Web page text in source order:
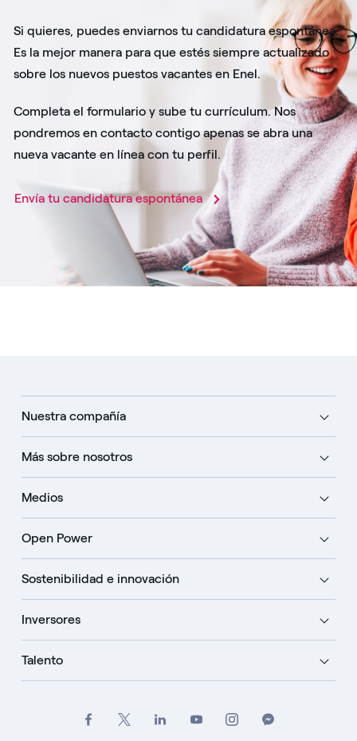
Si quieres, puedes enviarnos tu candidatura espontánea.
Es la mejor manera para que estés siempre actualizado
sobre los nuevos puestos vacantes en Enel.
Completa el formulario y sube tu currículum. Nos
pondremos en contacto contigo apenas se abra una
nueva vacante en línea con tu perfil.
Envía tu candidatura espontánea
Nuestra compañía
Más sobre nosotros
Medios
Open Power
Sostenibilidad e innovación
Inversores
Talento